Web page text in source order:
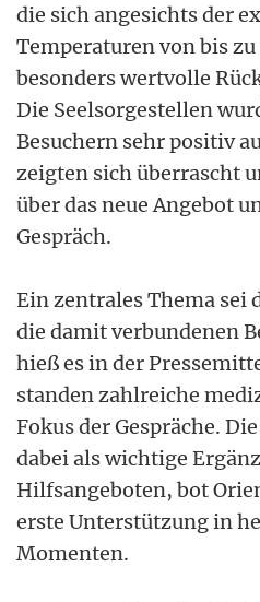
die sich angesichts der
Temperaturen von bis zu
besonders wertvolle
Die Seelsorgestellen
Besuchern sehr positiv
zeigten sich überrascht
über das neue Angebot
Gespräch.
Ein zentrales Thema sei
die damit verbundenen
hieß es in der
standen zahlreiche
Fokus der Gespräche.
dabei als wichtige
Hilfsangeboten, bot
erste Unterstützung in
Momenten.